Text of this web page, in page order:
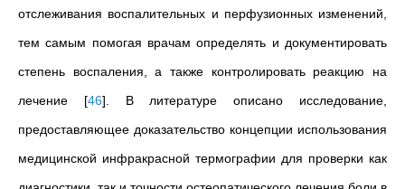
отслеживания воспалительных и перфузионных изменений,
тем самым помогая врачам определять и документировать
степень воспаления, а также контролировать реакцию на
лечение [46] . В литературе описано исследование,
предоставляющее доказательство концепции использования
медицинской инфракрасной термографии для проверки как